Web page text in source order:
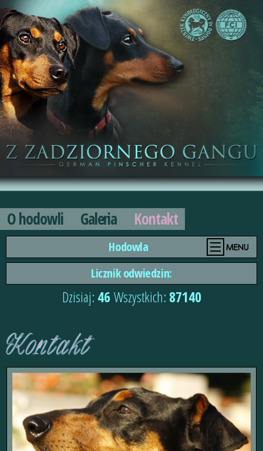
O hodowli Galeria Kontakt
Hodowla
Licznik odwiedzin:
Dzisiaj: 46Wszystkich: 87140
Kontakt